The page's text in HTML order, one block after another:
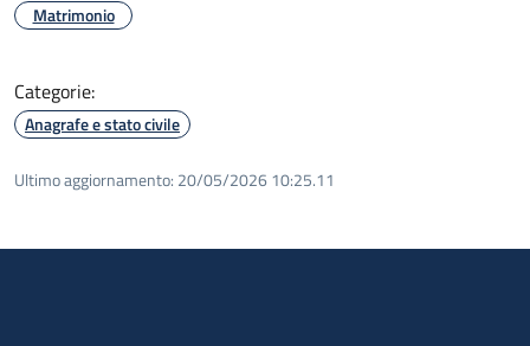
Matrimonio
Categorie:
Anagrafe e stato civile
Ultimo aggiornamento: 20/05/2026 10:25.11